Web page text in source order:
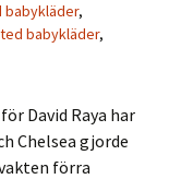
babykläder,
babykläder,
David Raya har
Chelsea gjorde
förra